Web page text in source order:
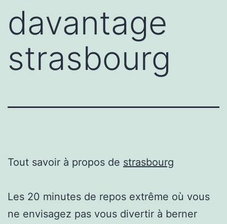
davantage
strasbourg
Tout savoir à propos de strasbourg
Les 20 minutes de repos extrême où vous
ne envisagez pas vous divertir à berner